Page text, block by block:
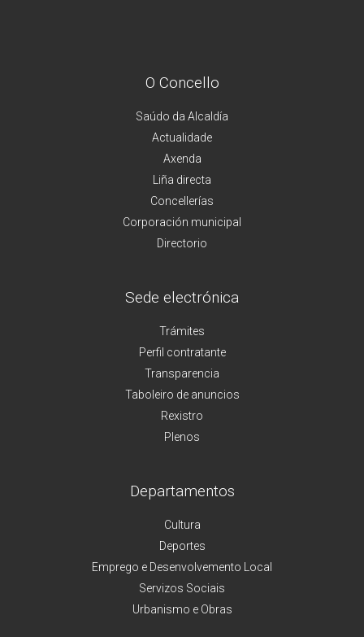
O Concello
Saúdo da Alcaldía
Actualidade
Axenda
Liña directa
Concellerías
Corporación municipal
Directorio
Sede electrónica
Trámites
Perfil contratante
Transparencia
Taboleiro de anuncios
Rexistro
Plenos
Departamentos
Cultura
Deportes
Emprego e Desenvolvemento Local
Servizos Sociais
Urbanismo e Obras